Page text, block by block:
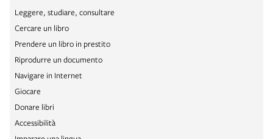
Leggere, studiare, consultare
Cercare un libro
Prendere un libro in prestito
Riprodurre un documento
Navigare in Internet
Giocare
Donare libri
Accessibilità